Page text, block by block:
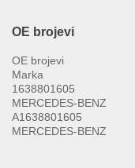
OE brojevi
OE brojevi
Marka
1638801605
MERCEDES-BENZ
A1638801605
MERCEDES-BENZ